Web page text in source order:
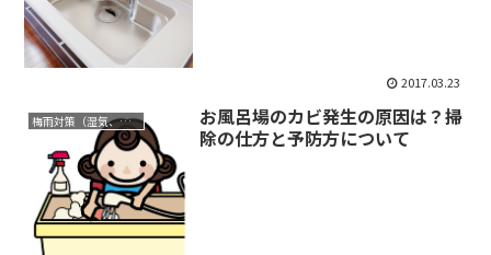
2017.03.23
梅雨対策（湿気、カビ、洗濯物）
お風呂場のカビ発生の原因は？掃
除の仕方と予防方について